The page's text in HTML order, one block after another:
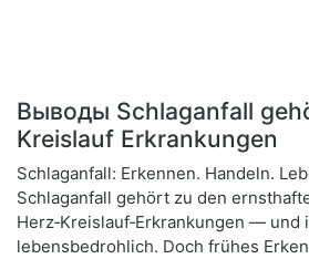
Выводы Schlaganfall
Kreislauf Erkrankungen
Schlaganfall: Erkennen. Handeln.
Schlaganfall gehört zu den
Herz‑Kreislauf‑Erkrankungen — und
lebensbedrohlich. Doch frühes